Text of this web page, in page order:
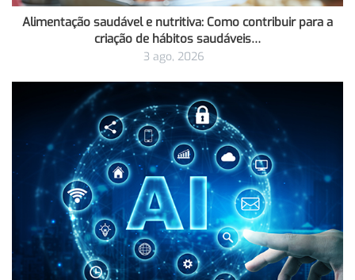
Alimentação saudável e nutritiva: Como contribuir para a
criação de hábitos saudáveis…
3 ago, 2026